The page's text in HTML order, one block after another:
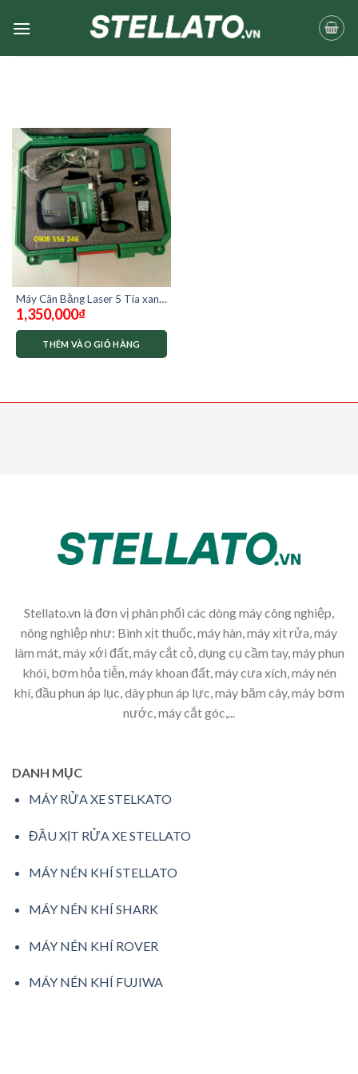
Máy Cân Bằng Laser 5 Tia xanh
Dekton DK-LS0502 (Không
Kèm Chân Máy)
1,350,000₫
THÊM VÀO GIỎ HÀNG
Stellato.vn là đơn vị phân phối các dòng máy công nghiệp,
nông nghiệp như: Bình xịt thuốc, máy hàn, máy xịt rửa, máy
làm mát, máy xới đất, máy cắt cỏ, dụng cụ cầm tay, máy phun
khói, bơm hỏa tiễn, máy khoan đất, máy cưa xích, máy nén
khí, đầu phun áp lục, dây phun áp lực, máy băm cây, máy bơm
nước, máy cắt góc,...
DANH MỤC
MÁY RỬA XE STELKATO
ĐẦU XỊT RỬA XE STELLATO
MÁY NÉN KHÍ STELLATO
MÁY NÉN KHÍ SHARK
MÁY NÉN KHÍ ROVER
MÁY NÉN KHÍ FUJIWA